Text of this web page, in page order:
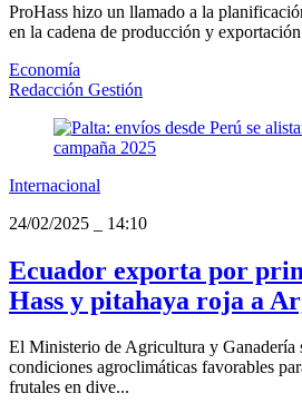
ProHass hizo un llamado a la
en la cadena de producción y
Economía
Redacción Gestión
Internacional
24/02/2025
14:10
Ecuador exporta por
Hass y pitahaya roja a
El Ministerio de Agricultura y Ganadería
condiciones agroclimáticas favorables
frutales en dive...